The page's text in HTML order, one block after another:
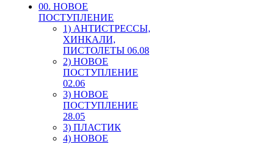
00. HОВОЕ
ПОСТУПЛЕНИЕ
1) АНТИСТРЕССЫ,
ХИНКАЛИ,
ПИСТОЛЕТЫ 06.08
2) НОВОЕ
ПОСТУПЛЕНИЕ
02.06
3) НОВОЕ
ПОСТУПЛЕНИЕ
28.05
3) ПЛАСТИК
4) НОВОЕ